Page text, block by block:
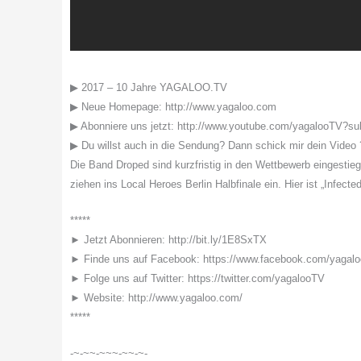
▶ 2017 – 10 Jahre YAGALOO.TV
▶ Neue Homepage: http://www.yagaloo.com
▶ Abonniere uns jetzt: http://www.youtube.com/
▶ Du willst auch in die Sendung? Dann schick mir dein Video
Die Band Droped sind kurzfristig in den Wettbewerb
ziehen ins Local Heroes Berlin Halbfinale ein. Hier ist
*****
► Jetzt Abonnieren: http://bit.ly/1E8SxTX
► Finde uns auf Facebook: https://www.facebook.com/
► Folge uns auf Twitter: https://twitter.com/yagalooTV
► Website: http://www.yagaloo.com/
*****
-~-~~-~~~-~~-~-